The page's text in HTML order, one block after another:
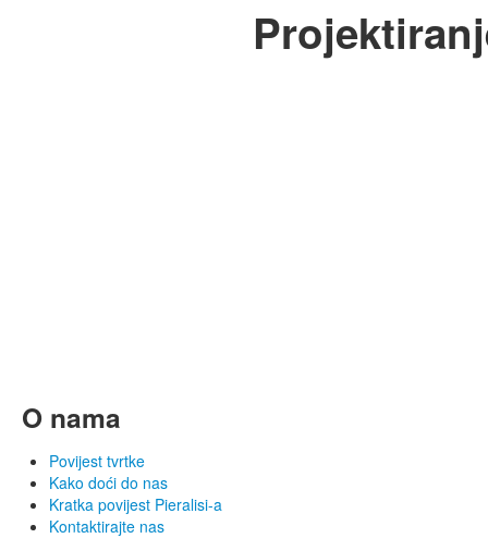
O nama
Povijest tvrtke
Kako doći do nas
Kratka povijest Pieralisi-a
Kontaktirajte nas